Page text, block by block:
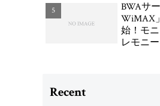
BWAサ
WiMAX
始！モ
レモニ
Recent